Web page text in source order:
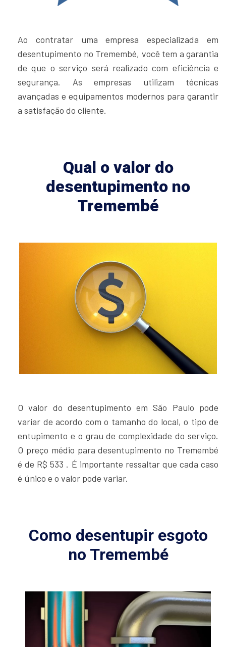
Ao contratar uma empresa especializada em
desentupimento no Tremembé, você tem a garantia
de que o serviço será realizado com eficiência e
segurança. As empresas utilizam técnicas
avançadas e equipamentos modernos para garantir
a satisfação do cliente.
Qual o valor do
desentupimento no
Tremembé
O valor do desentupimento em São Paulo pode
variar de acordo com o tamanho do local, o tipo de
entupimento e o grau de complexidade do serviço.
O preço médio para desentupimento no Tremembé
é de R$ 533 . É importante ressaltar que cada caso
é único e o valor pode variar.
Como desentupir esgoto
no Tremembé